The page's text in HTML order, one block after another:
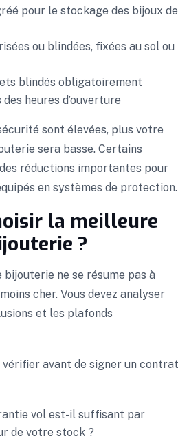
pour le stockage des bijoux de
ou blindées, fixées au sol ou
blindés obligatoirement
heures d’ouverture
sont élevées, plus votre
sera basse. Certains
réductions importantes pour
en systèmes de protection.
la meilleure
?
bijouterie ne se résume pas à
cher. Vous devez analyser
et les plafonds
avant de signer un contrat
vol est-il suffisant par
de votre stock ?